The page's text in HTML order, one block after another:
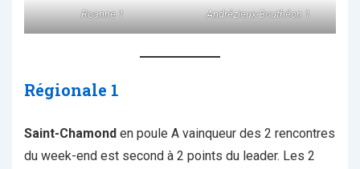
Roanne 1 Andrézieux-Bouthéon 1
Régionale 1
Saint-Chamond en poule A vainqueur des 2 rencontres
du week-end est second à 2 points du leader. Les 2